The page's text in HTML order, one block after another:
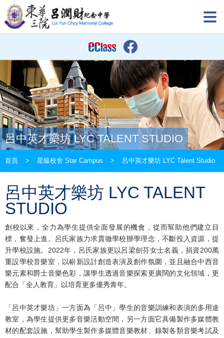
呂中英才樂坊 LYC TALENT STUDIO
首頁 > 星級校舍 Star Campus > 呂中英才樂坊 LYC Talent Studio
呂中英才樂坊 LYC TALENT
STUDIO
創校以來，全力為學生提供全面發展的機會，從而幫助他們建立目
標，奮發上進。呂氏家族力求貫徹學校辦學理念，不斷投入資源，提
升學校設施。2022年，呂氏家族更以呂梁劍芬女士名義，捐資200萬
重設學校音樂室，以嶄新設計創造表演及創作氛圍，並且融合中西音
樂元素和爵士音樂色彩，讓學生透過音樂探索更廣闊的文化領域，更
配合「全人教育」以培育更多優秀青年。
「呂中英才樂坊」一方面為「呂中」學生的音樂訓練和表演的多用途
教室，為學生提供更多音樂活動空間，另一方面它具備製作多媒體教
材的配套設施，幫助學生製作多媒體音樂教材、錄製各類音樂考試及